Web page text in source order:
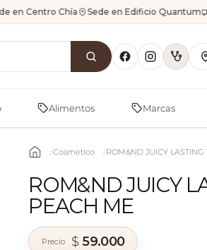
en Centro Chía Sede en Edificio Quantum
Alimentos Marcas
Cosmetico ROM&ND JUICY
ROM&ND JUICY
PEACH ME
$ 59.000